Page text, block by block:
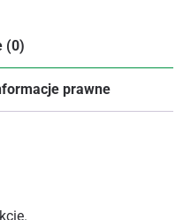
(0)
prawne